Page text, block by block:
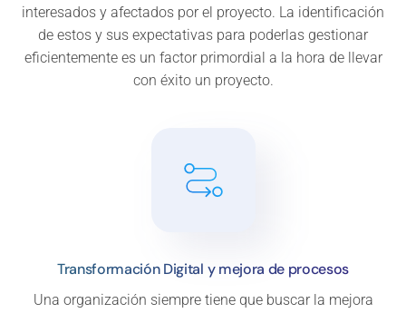
interesados y afectados por el proyecto. La identificación
de estos y sus expectativas para poderlas gestionar
eficientemente es un factor primordial a la hora de llevar
con éxito un proyecto.
Transformación Digital y mejora de procesos
Una organización siempre tiene que buscar la mejora